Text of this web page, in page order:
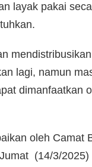
layak pakai
lagi, namun
dimanfaatkan
oleh Camat
(14/3/2025)